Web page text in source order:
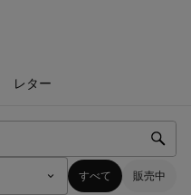
レター
すべて 販売中